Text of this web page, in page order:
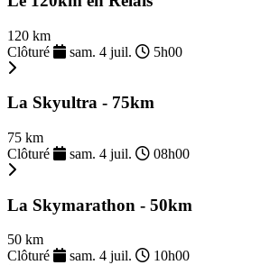
120 km
Clôturé
sam. 4 juil. 5h00
La Skyultra - 75km
75 km
Clôturé
sam. 4 juil. 08h00
La Skymarathon - 50km
50 km
Clôturé
sam. 4 juil. 10h00